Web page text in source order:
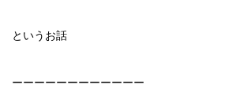
というお話
ーーーーーーーーーーーー